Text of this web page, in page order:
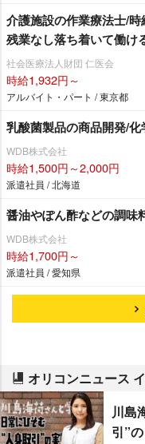
介護施設の作業療法士/
残業なし落ち着いて働け
社会医療法人財団 仁医会
時給1,932円～
アルバイト・パート / 東京都
乳酸菌製品の商品開発/化
WDB株式会社
時給1,500円～2,000円
派遣社員 / 北海道
醤油やぽん酢などの調味
WDB株式会社
時給1,700円～
派遣社員 / 愛知県
オリコンニュース
川島
引”